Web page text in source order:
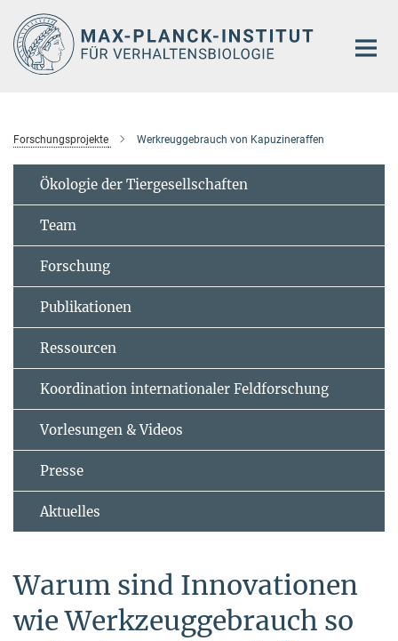
Hauptinhalt
Forschungsprojekte Werkreuggebrauch von Kapuzineraffen
Ökologie der Tiergesellschaften
Team
Forschung
Publikationen
Ressourcen
Koordination internationaler Feldforschung
Vorlesungen & Videos
Presse
Aktuelles
Warum sind Innovationen
wie Werkzeuggebrauch so